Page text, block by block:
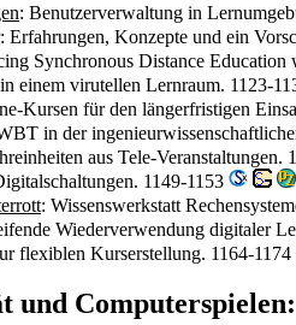
: Benutzerverwaltung in
: Erfahrungen, Konzepte und ein
Synchronous Distance Education
einem virutellen Lernraum. 1123-
Kursen für den längerfristigen
in der
aus Tele-Veranstaltungen.
1149-1153
: Wissenswerkstatt
Wiederverwendung digitaler
flexiblen Kurserstellung. 1164-1174